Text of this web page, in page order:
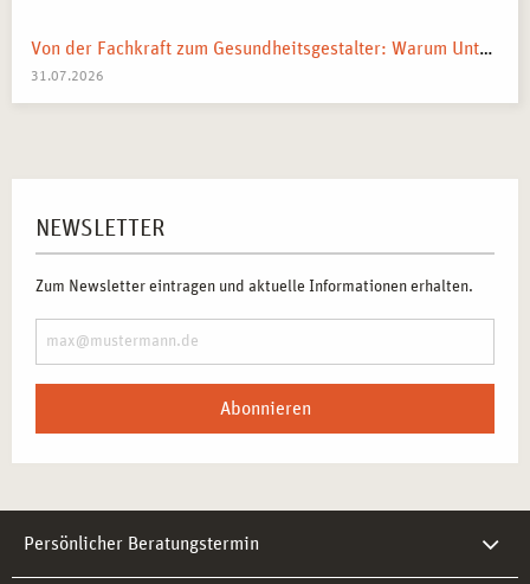
Von der Fachkraft zum Gesundheitsgestalter: Warum Unternehmen 2026 Business Health Coaches brauchen
31.07.2026
NEWSLETTER
Zum Newsletter eintragen und aktuelle Informationen erhalten.
Abonnieren
Persönlicher Beratungstermin